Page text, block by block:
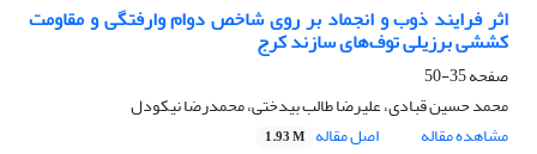
اثر فرایند ذوب و انجماد بر روی شاخص دوام وارفتگی و مقاومت
کششی برزیلی توف‌های سازند کرج
صفحه35-50
محمد حسین قبادی، علیرضا طالب بیدختی، محمدرضا نیکودل
مشاهده مقاله
اصل مقاله 1.93 M